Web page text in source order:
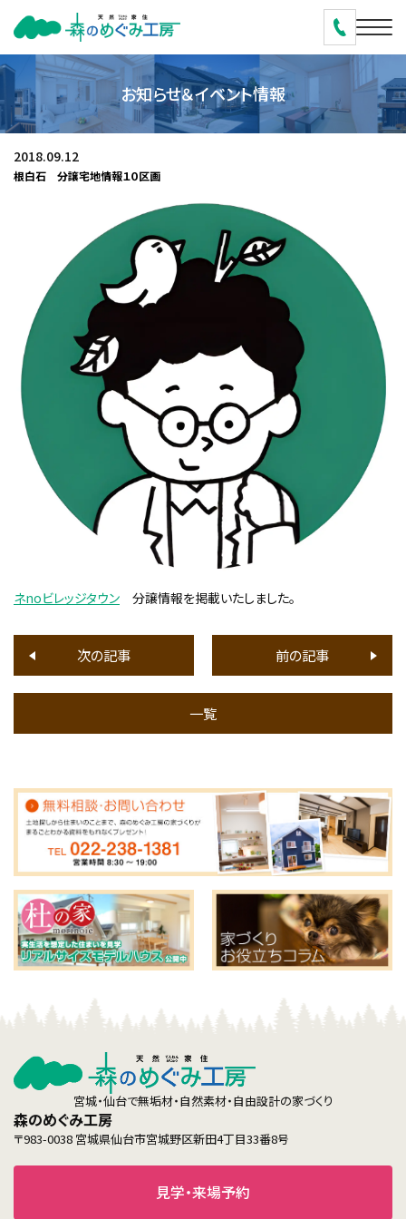
お知らせ＆イベント情報
2018.09.12
根白石 分譲宅地情報１０区画
ネnoビレッジタウン 分譲情報を掲載いたしました。
次の記事
一覧
前の記事
宮城・仙台で無垢材・自然素材・自由設計の家づくり
森のめぐみ工房
〒983-0038 宮城県仙台市宮城野区新田4丁目33番8号
見学・来場予約